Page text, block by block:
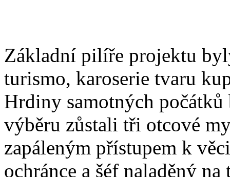
Základní pilíře projektu
turismo, karoserie tvaru
Hrdiny samotných
výběru zůstali tři otcové
zapáleným přístupem k
ochránce a šéf naladěný